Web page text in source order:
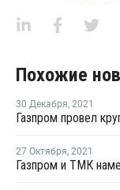
Похожие
30 Декабря, 2021
Газпром провел
27 Октября, 2021